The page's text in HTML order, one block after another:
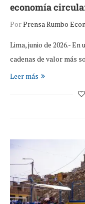
economía
PorPrensa Rumbo
Lima, junio de 2026.-
cadenas de valor más
Leer más